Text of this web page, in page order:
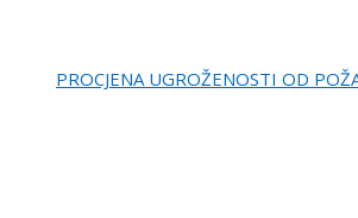
PROCJENA UGROŽENOSTI OD